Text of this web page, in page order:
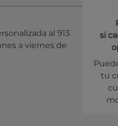
al 913
a viernes de
si
tu